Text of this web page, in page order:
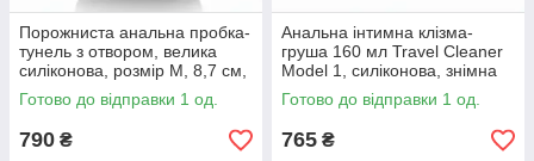
Порожниста анальна пробка-
тунель з отвором, велика
силіконова, розмір M, 8,7 см,
діаметр 6,8 см
Готово до відправки 1 од.
790 ₴
Анальна інтимна клізма-
груша 160 мл Travel Cleaner
Model 1, силіконова, знімна
насадка, чорна
Готово до відправки 1 од.
765 ₴